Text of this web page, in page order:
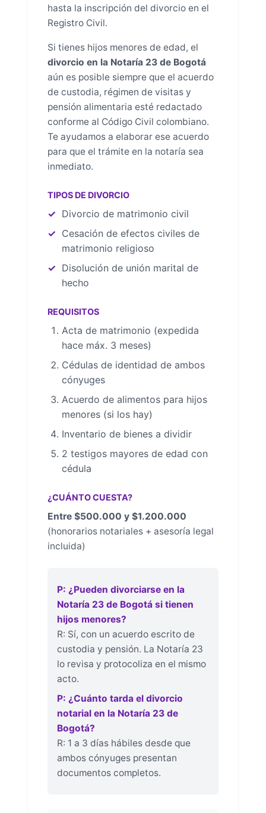
hasta la inscripción del divorcio en el
Registro Civil.
Si tienes hijos menores de edad, el
divorcio en la Notaría 23 de Bogotá
aún es posible siempre que el acuerdo
de custodia, régimen de visitas y
pensión alimentaria esté redactado
conforme al Código Civil colombiano.
Te ayudamos a elaborar ese acuerdo
para que el trámite en la notaría sea
inmediato.
TIPOS DE DIVORCIO
Divorcio de matrimonio civil
Cesación de efectos civiles de
matrimonio religioso
Disolución de unión marital de
hecho
REQUISITOS
Acta de matrimonio (expedida
hace máx. 3 meses)
Cédulas de identidad de ambos
cónyuges
Acuerdo de alimentos para hijos
menores (si los hay)
Inventario de bienes a dividir
2 testigos mayores de edad con
cédula
¿CUÁNTO CUESTA?
Entre $500.000 y $1.200.000
(honorarios notariales + asesoría legal
incluida)
P: ¿Pueden divorciarse en la
Notaría 23 de Bogotá si tienen
hijos menores?
R: Sí, con un acuerdo escrito de
custodia y pensión. La Notaría 23
lo revisa y protocoliza en el mismo
acto.
P: ¿Cuánto tarda el divorcio
notarial en la Notaría 23 de
Bogotá?
R: 1 a 3 días hábiles desde que
ambos cónyuges presentan
documentos completos.